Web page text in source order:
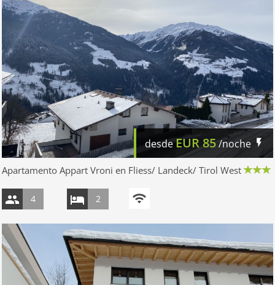
desdeEUR85/noche
Apartamento Appart Vroni en Fliess/ Landeck/ Tirol West
4 2